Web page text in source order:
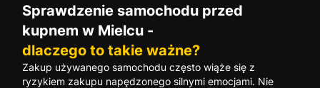
Sprawdzenie samochodu przed
kupnem w Mielcu -
dlaczego to takie ważne?
Zakup używanego samochodu często wiąże się z
ryzykiem zakupu napędzonego silnymi emocjami. Nie